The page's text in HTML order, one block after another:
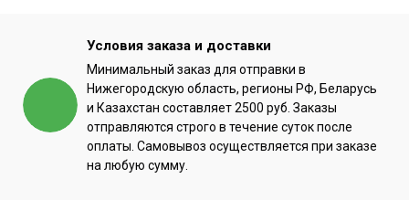
Условия заказа и доставки
Минимальный заказ для отправки в
Нижегородскую область, регионы РФ, Беларусь
и Казахстан составляет 2500 руб. Заказы
отправляются строго в течение суток после
оплаты. Самовывоз осуществляется при заказе
на любую сумму.